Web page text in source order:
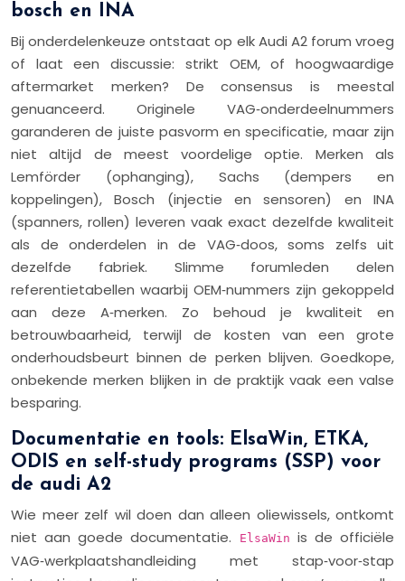
bosch en INA
Bij onderdelenkeuze ontstaat op elk Audi A2 forum vroeg
of laat een discussie: strikt OEM, of hoogwaardige
aftermarket merken? De consensus is meestal
genuanceerd. Originele VAG‑onderdeelnummers
garanderen de juiste pasvorm en specificatie, maar zijn
niet altijd de meest voordelige optie. Merken als
Lemförder (ophanging), Sachs (dempers en
koppelingen), Bosch (injectie en sensoren) en INA
(spanners, rollen) leveren vaak exact dezelfde kwaliteit
als de onderdelen in de VAG‑doos, soms zelfs uit
dezelfde fabriek. Slimme forumleden delen
referentietabellen waarbij OEM‑nummers zijn gekoppeld
aan deze A‑merken. Zo behoud je kwaliteit en
betrouwbaarheid, terwijl de kosten van een grote
onderhoudsbeurt binnen de perken blijven. Goedkope,
onbekende merken blijken in de praktijk vaak een valse
besparing.
Documentatie en tools: ElsaWin, ETKA,
ODIS en self-study programs (SSP) voor
de audi A2
Wie meer zelf wil doen dan alleen oliewissels, ontkomt
niet aan goede documentatie.
ElsaWin is de officiële
VAG‑werkplaatshandleiding met stap‑voor‑stap